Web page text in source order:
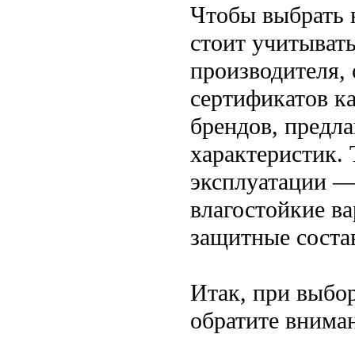
Чтобы выбрать
стоит
сертификатов
брендов,
характеристик.
эксплуатации
влагостойкие
защитные
Итак, при
обратите